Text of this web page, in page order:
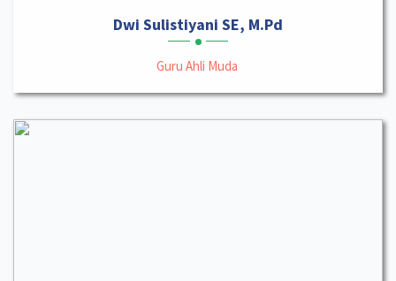
Dwi Sulistiyani SE, M.Pd
Guru Ahli Muda